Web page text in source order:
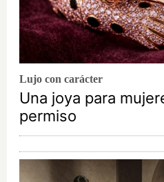
Lujo con carácter
Una joya para
permiso